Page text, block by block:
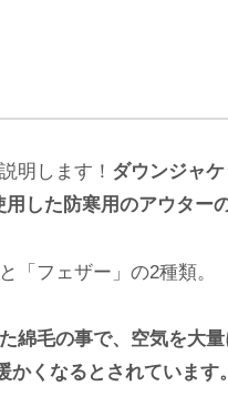
明します！ ダウンジャケ
した防寒用のアウターの
「フェザー」の2種類。
綿毛の事で、空気を大
くなるとされています。